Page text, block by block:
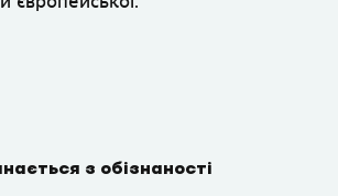
з обізнаності